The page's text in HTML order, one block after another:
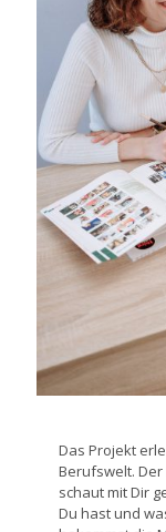
Das Projekt
Berufswelt.
schaut mit Dir
Du hast und